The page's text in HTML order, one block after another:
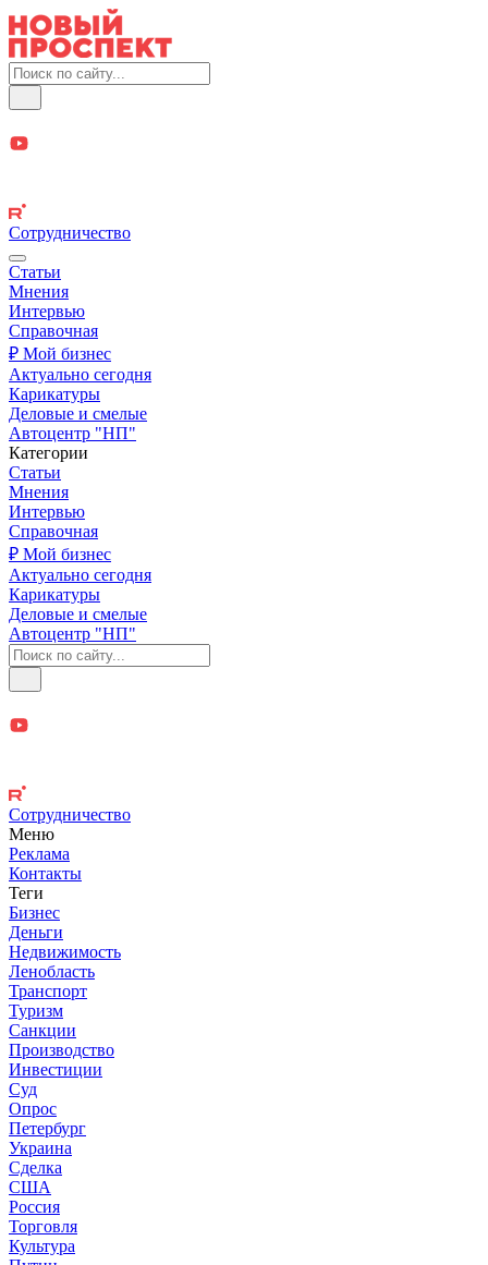
Сотрудничество
Статьи
Мнения
Интервью
Справочная
₽ Мой бизнес
Актуально сегодня
Карикатуры
Деловые и смелые
Автоцентр "НП"
Категории
Статьи
Мнения
Интервью
Справочная
₽ Мой бизнес
Актуально сегодня
Карикатуры
Деловые и смелые
Автоцентр "НП"
Сотрудничество
Меню
Реклама
Контакты
Теги
Бизнес
Деньги
Недвижимость
Ленобласть
Транспорт
Туризм
Санкции
Производство
Инвестиции
Суд
Опрос
Петербург
Украина
Сделка
США
Россия
Торговля
Культура